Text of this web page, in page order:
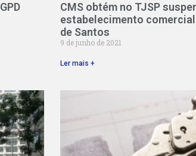
CMS obtém no TJSP
estabelecimento
de Santos
9 de junho de 2021
Ler mais +